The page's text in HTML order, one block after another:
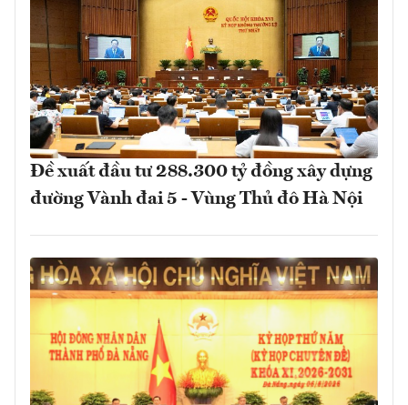
Đề xuất đầu tư 288.300 tỷ đồng xây dựng
đường Vành đai 5 - Vùng Thủ đô Hà Nội